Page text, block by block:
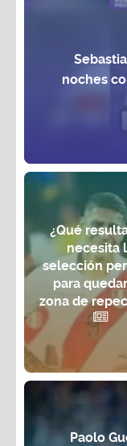
noches
¿Qué
necesita
selección
para
zona de
Paolo